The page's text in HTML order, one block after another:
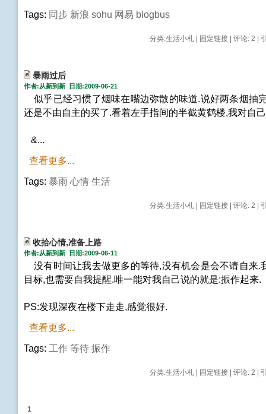
Tags: 同步 新浪 sohu 网易 blogbus
分类:生活小札 固定链接 评论: 2 |
暴雨过后
作者:从新到新 日期:2009-06-21
似乎已经习惯了烟味在嘴边弥散的味道.说好两条烟抽
还是不由自主的买了.看着左手指间的半截黄鹤楼,我对自
&...
查看更多...
Tags: 暴雨 心情 生活
分类:生活小札 固定链接 评论: 2 |
收拾心情,准备上路
作者:从新到新 日期:2009-06-11
没有时间让我去做更多的等待,没有机会是会不请自来.
目标,也需要自我提醒.唯一能对我自己说的就是:振作起来.
PS:发现深夜在楼下走走,感觉很好.
查看更多...
Tags: 工作 等待 振作
分类:生活小札 固定链接 评论: 2 |
1